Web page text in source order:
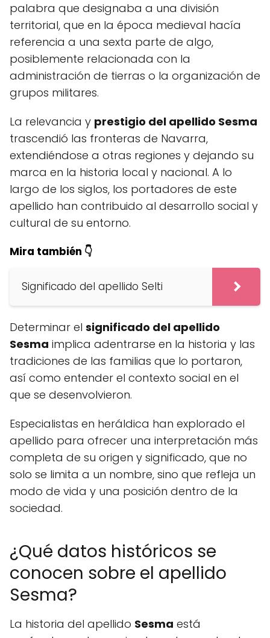
palabra que designaba a una división
territorial, que en la época medieval hacía
referencia a una sexta parte de algo,
posiblemente relacionada con la
administración de tierras o la organización de
grupos militares.
La relevancia y prestigio del apellido Sesma
trascendió las fronteras de Navarra,
extendiéndose a otras regiones y dejando su
marca en la historia local y nacional. A lo
largo de los siglos, los portadores de este
apellido han contribuido al desarrollo social y
cultural de su entorno.
Mira también 👇
Significado del apellido Selti
Determinar el significado del apellido
Sesma implica adentrarse en la historia y las
tradiciones de las familias que lo portaron,
así como entender el contexto social en el
que se desenvolvieron.
Especialistas en heráldica han explorado el
apellido para ofrecer una interpretación más
completa de su origen y significado, que no
solo se limita a un nombre, sino que refleja un
modo de vida y una posición dentro de la
sociedad.
¿Qué datos históricos se
conocen sobre el apellido
Sesma?
La historia del apellido Sesma está